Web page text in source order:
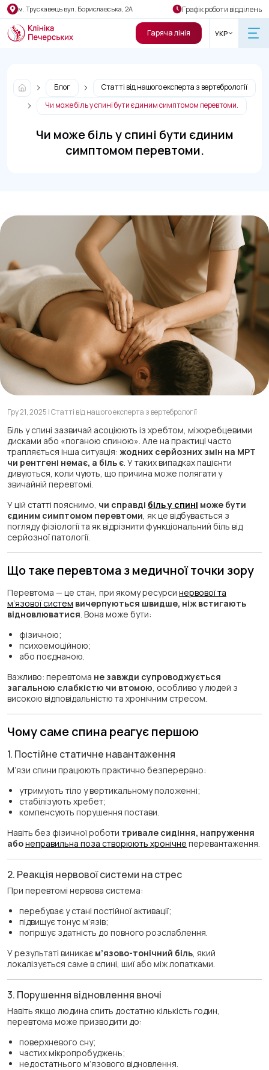
м. Трускавець вул. Бориславська, 2А Графік роботи відділень
Гаряча лінія УКР
Блог
Статті від нашого експерта з вертебрології
Чи може біль у спині бути єдиним симптомом перевтоми.
Чи може біль у спині бути єдиним
симптомом перевтоми.
Гру 21, 2025 | Статті від нашого експерта з вертебрології
Біль у спині зазвичай асоціюють із хребтом, міжхребцевими
дисками або «поганою спиною». Але на практиці часто
трапляється інша ситуація: жодних серйозних змін на МРТ
чи рентгені немає, а біль є . У таких випадках пацієнти
дивуються, коли чують, що причина може полягати у
звичайній перевтомі.
У цій статті пояснимо, чи справді біль у спині може бути
єдиним симптомом перевтоми , як це відбувається з
погляду фізіології та як відрізнити функціональний біль від
серйозної патології.
Що таке перевтома з медичної точки зору
Перевтома — це стан, при якому ресурси нервової та
м’язової систем вичерпуються швидше, ніж встигають
відновлюватися . Вона може бути:
фізичною;
психоемоційною;
або поєднаною.
Важливо: перевтома не завжди супроводжується
загальною слабкістю чи втомою , особливо у людей з
високою відповідальністю та хронічним стресом.
Чому саме спина реагує першою
1. Постійне статичне навантаження
М’язи спини працюють практично безперервно:
утримують тіло у вертикальному положенні;
стабілізують хребет;
компенсують порушення постави.
Навіть без фізичної роботи тривале сидіння, напруження
абонеправильна поза створюють хронічне перевантаження.
2. Реакція нервової системи на стрес
При перевтомі нервова система:
перебуває у стані постійної активації;
підвищує тонус м’язів;
погіршує здатність до повного розслаблення.
У результаті виникає м’язово-тонічний біль , який
локалізується саме в спині, шиї або між лопатками.
3. Порушення відновлення вночі
Навіть якщо людина спить достатню кількість годин,
перевтома може призводити до:
поверхневого сну;
частих мікропробуджень;
недостатнього м’язового відновлення.